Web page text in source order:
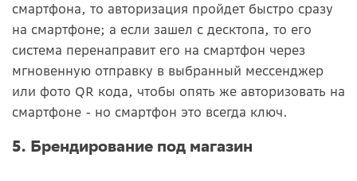
смартфона, то авторизация пройдет быстро сразу
на смартфоне; а если зашел с десктопа, то его
система перенаправит его на смартфон через
мгновенную отправку в выбранный мессенджер
или фото QR кода, чтобы опять же авторизовать на
смартфоне - но смартфон это всегда ключ.
5. Брендирование под магазин